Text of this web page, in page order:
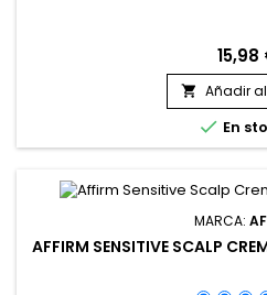
15,98
 Añadir
 En
MARCA:
AFFIRM SENSITIVE SCALP